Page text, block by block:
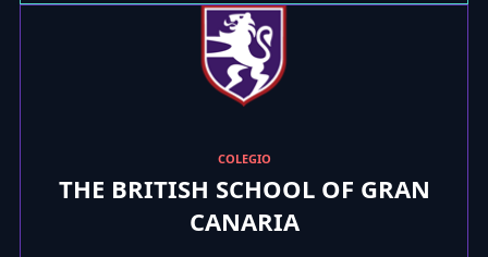
COLEGIO
THE BRITISH SCHOOL OF GRAN
CANARIA